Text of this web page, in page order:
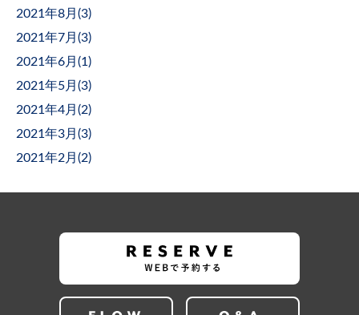
2021年8月(3)
2021年7月(3)
2021年6月(1 )
2021年5月(3)
2021年4月(2)
2021年3月(3)
2021年2月(2)